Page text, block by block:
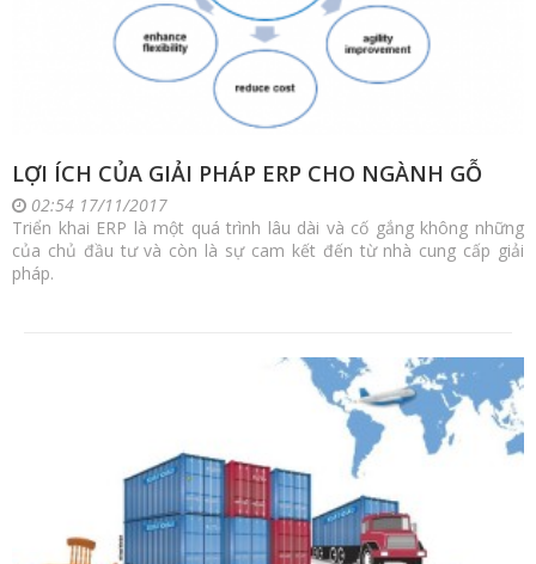
LỢI ÍCH CỦA GIẢI PHÁP ERP CHO NGÀNH GỖ
02:54 17/11/2017
Triển khai ERP là một quá trình lâu dài và cố gắng không những
của chủ đầu tư và còn là sự cam kết đến từ nhà cung cấp giải
pháp.